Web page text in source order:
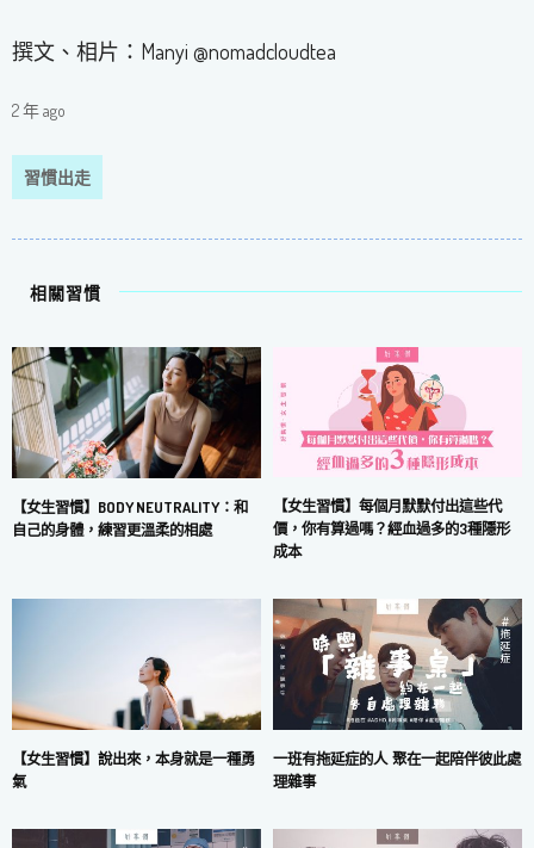
撰文、相片：Manyi @nomadcloudtea
2 年 ago
習慣出走
相關習慣
【女生習慣】BODY NEUTRALITY：和
自己的身體，練習更溫柔的相處
【女生習慣】每個月默默付出這些代
價，你有算過嗎？經血過多的3種隱形
成本
【女生習慣】說出來，本身就是一種勇
氣
一班有拖延症的人 聚在一起陪伴彼此處
理雜事